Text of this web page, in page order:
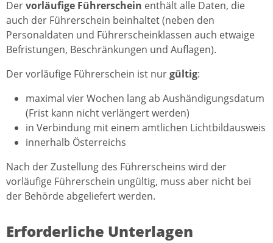
Dervorläufige Führerschein enthält alle Daten, die
auch der Führerschein beinhaltet (neben den
Personaldaten und Führerscheinklassen auch etwaige
Befristungen, Beschränkungen und Auflagen).
Der vorläufige Führerschein ist nurgültig:
maximal vier Wochen lang ab Aushändigungsdatum
(Frist kann nicht verlängert werden)
in Verbindung mit einem amtlichen Lichtbildausweis
innerhalb Österreichs
Nach der Zustellung des Führerscheins wird der
vorläufige Führerschein ungültig, muss aber nicht bei
der Behörde abgeliefert werden.
Erforderliche Unterlagen